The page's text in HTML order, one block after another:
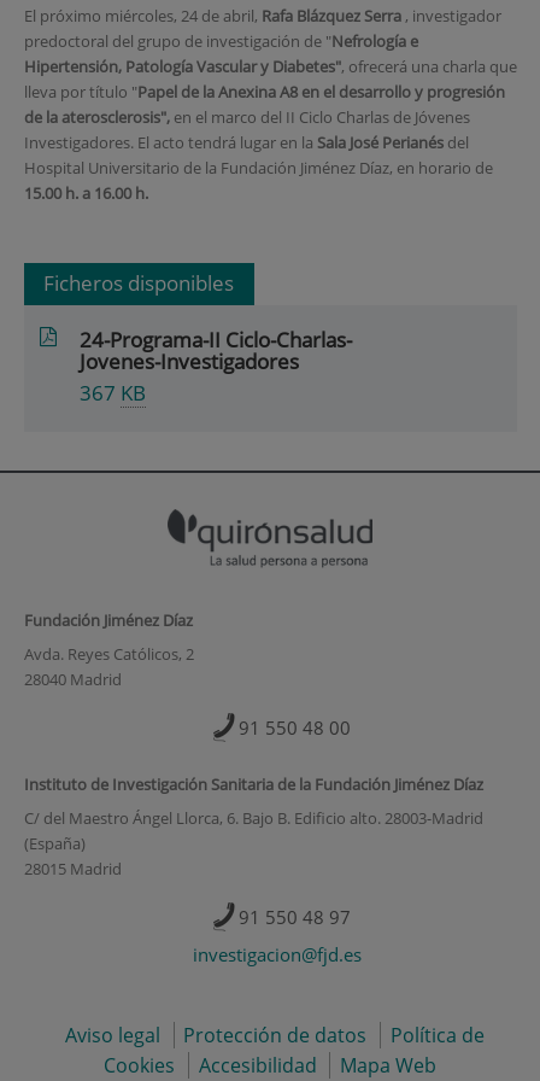
El próximo miércoles, 24 de abril, Rafa Blázquez Serra , investigador
predoctoral del grupo de investigación de "Nefrología e
Hipertensión, Patología Vascular y Diabetes", ofrecerá una charla que
lleva por título "Papel de la Anexina A8 en el desarrollo y progresión
de la aterosclerosis",en el marco del II Ciclo Charlas de Jóvenes
Investigadores. El acto tendrá lugar en la Sala José Perianésdel
Hospital Universitario de la Fundación Jiménez Díaz, en horario de
15.00 h. a 16.00 h.
Ficheros disponibles
24-Programa-II Ciclo-Charlas-
Jovenes-Investigadores
367 KB
Fundación Jiménez Díaz
Avda. Reyes Católicos, 2
28040 Madrid
91 550 48 00
Instituto de Investigación Sanitaria de la Fundación Jiménez Díaz
C/ del Maestro Ángel Llorca, 6. Bajo B. Edificio alto. 28003-Madrid
(España)
28015 Madrid
91 550 48 97
investigacion@fjd.es
Aviso legal Protección de datos
Política de
Cookies
Accesibilidad Mapa Web